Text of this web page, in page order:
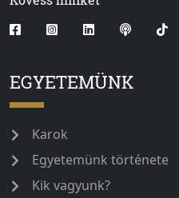
EGYETEMÜNK
Karok
Egyetemünk története
Kik vagyunk?